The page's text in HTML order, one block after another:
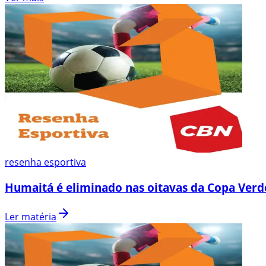
resenha esportiva
Humaitá é eliminado nas oitavas da Copa
Ler matéria